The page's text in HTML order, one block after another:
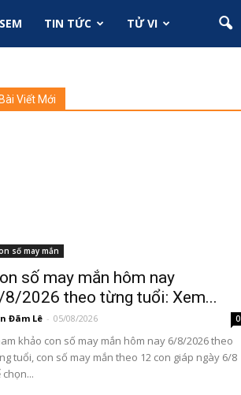
SEM TIN TỨC TỬ VI
Bài Viết Mới
số may mắn
số may mắn hôm nay
8/2026 theo từng tuổi: Xem...
Đãm Lê - 05/08/2026 0
khảo con số may mắn hôm nay 6/8/2026 theo
tuổi, con số may mắn theo 12 con giáp ngày 6/8
chọn...